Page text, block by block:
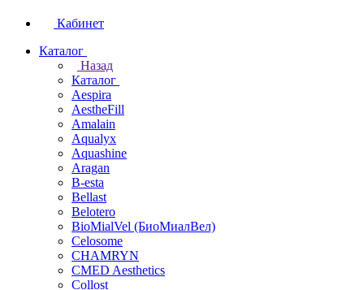
Кабинет
Каталог
Назад
Каталог
Aespira
AestheFill
Amalain
Aqualyx
Aquashine
Aragan
B-esta
Bellast
Belotero
BioMialVel (БиоМиалВел)
Celosome
CHAMRYN
CMED Aesthetics
Collost